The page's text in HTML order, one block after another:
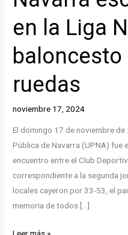
en la Liga
ruedas
noviembre 17, 2024
El domingo 17 de noviembre
Pública de Navarra (UPNA) fue
encuentro entre el Club
correspondiente a la segunda
locales cayeron por 33-53, el
memoria de todos […]
Navarra